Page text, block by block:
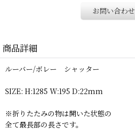
お問い合わせ
商品詳細
ルーバー/ボレー シャッター
SIZE: H:1285 W:195 D:22mm
※折りたたみの物は開いた状態の
全て最長部の長さです。